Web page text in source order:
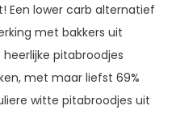
Een lower carb alternatief
met bakkers uit
pitabroodjes
met maar liefst 69%
witte pitabroodjes uit